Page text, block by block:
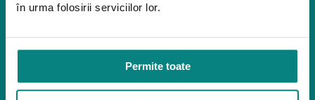
în urma folosirii serviciilor lor.
Permite toate
Orteze
Oxigenoterapia
Paturi de spital si saltele